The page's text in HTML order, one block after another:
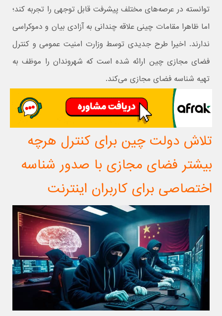
توانسته در عرصه‌های مختلف پیشرفت قابل توجهی را تجربه کند؛
اما ظاهرا مقامات چینی علاقه چندانی به آزادی بیان و دموکراسی
ندارند. اخیرا طرح جدیدی توسط وزارت امنیت عمومی و کنترل
فضای مجازی چین ارائه شده است که شهروندان را موظف به
تهیه شناسه فضای مجازی می‌کند.
تلاش دولت چین برای کنترل هرچه
بیشتر فضای مجازی با صدور شناسه
اختصاصی برای کاربران اینترنت